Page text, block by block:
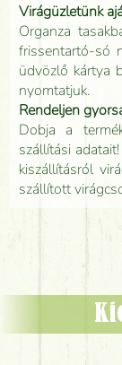
Virágüzletünk
Organza
frissentartó-só
üdvözlő kártya
nyomtatjuk.
Rendeljen
Dobja a
szállítási
kiszállításról
szállított